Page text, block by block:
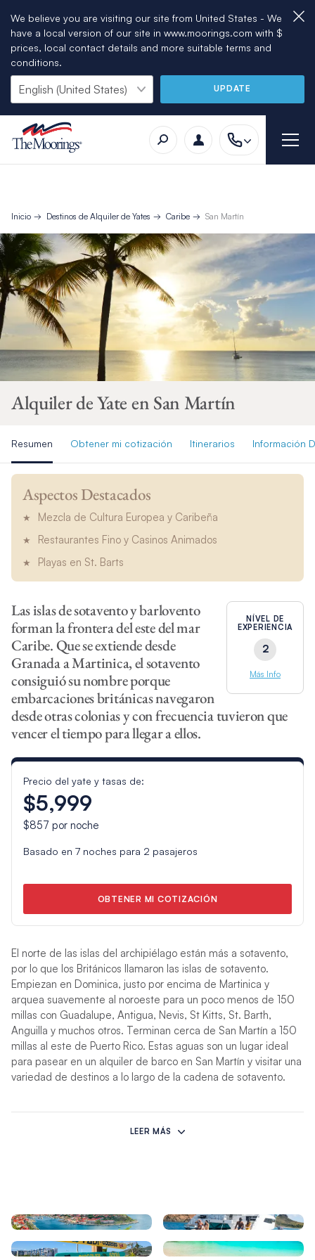
We believe you are visiting our site from United States - We
have a local version of our site in www.moorings.com with $
prices, local contact details and more suitable terms and
conditions.
UPDATE
Inicio Destinos de Alquiler de Yates Caribe San Martín
Alquiler de Yate en San Martín
Resumen Obtener mi cotización Itinerarios Información
Aspectos Destacados
Mezcla de Cultura Europea y Caribeña
Restaurantes Fino y Casinos Animados
Playas en St. Barts
NÍVEL DE
EXPERIENCIA
2
Más Info
Las islas de sotavento y barlovento
forman la frontera del este del mar
Caribe. Que se extiende desde
Granada a Martinica, el sotavento
consiguió su nombre porque
embarcaciones británicas navegaron
desde otras colonias y con frecuencia tuvieron que
vencer el tiempo para llegar a ellos.
Precio del yate y tasas de:
$5,999
$857 por noche
Basado en 7noches para 2 pasajeros
OBTENER MI COTIZACIÓN
El norte de las islas del archipiélago están más a sotavento,
por lo que los Británicos llamaron las islas de sotavento.
Empiezan en Dominica, justo por encima de Martinica y
arquea suavemente al noroeste para un poco menos de 150
millas con Guadalupe, Antigua, Nevis, St Kitts, St. Barth,
Anguilla y muchos otros. Terminan cerca de San Martín a 150
millas al este de Puerto Rico. Estas aguas son un lugar ideal
para pasear en un alquiler de barco en San Martín y visitar una
variedad de destinos a lo largo de la cadena de sotavento.
Sin importar que lado de la isla visite, sea el británico,
holandés, francés o independiente, cada una tiene
como hechas por encargo para unas vacaciones inolvidables
LEER MÁS